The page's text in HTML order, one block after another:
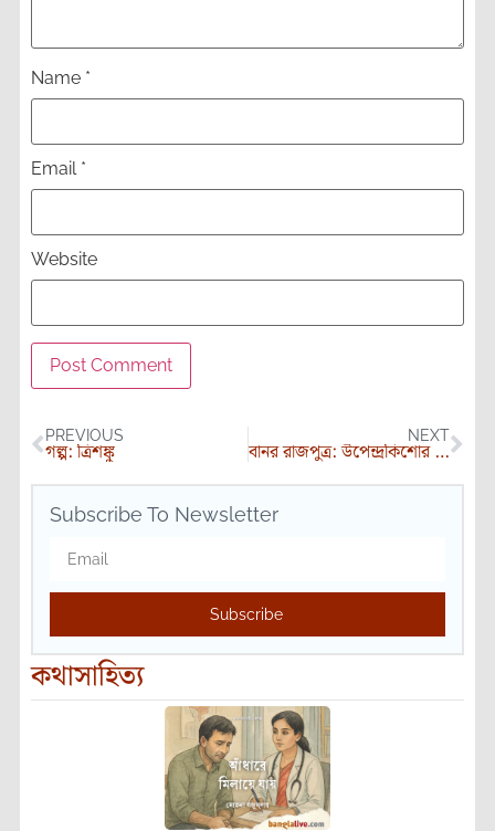
Name *
Email *
Website
PREVIOUS
গল্প: ত্রিশঙ্কু
NEXT
বানর রাজপুত্র: উপেন্দ্রকিশোর রায়চৌধুরী
Subscribe To Newsletter
Subscribe
কথাসাহিত্য